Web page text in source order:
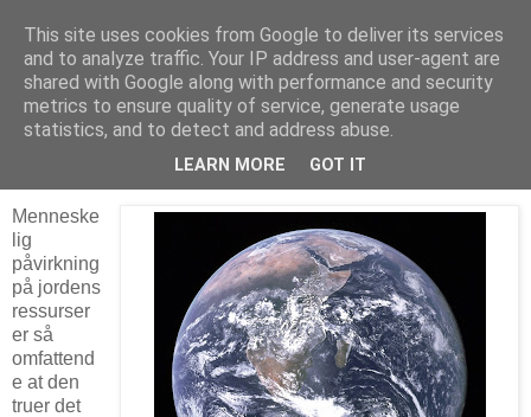
Arkitektur & Miljøteknologi
26 mars 2018
Slår alarm om biologisk mangfold
Menneske
lig
påvirkning
på jordens
ressurser
er så
omfattend
e at den
truer det
This site uses cookies from Google to deliver its services
and to analyze traffic. Your IP address and user-agent are
shared with Google along with performance and security
metrics to ensure quality of service, generate usage
statistics, and to detect and address abuse.
LEARN MORE GOT IT